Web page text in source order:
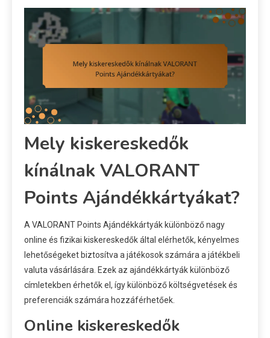
Mely kiskereskedők
kínálnak VALORANT
Points Ajándékkártyákat?
A VALORANT Points Ajándékkártyák különböző nagy
online és fizikai kiskereskedők által elérhetők, kényelmes
lehetőségeket biztosítva a játékosok számára a játékbeli
valuta vásárlására. Ezek az ajándékkártyák különböző
címletekben érhetők el, így különböző költségvetések és
preferenciák számára hozzáférhetőek.
Online kiskereskedők